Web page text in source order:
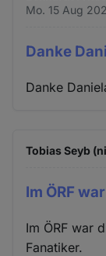
Mo. 15 Aug
Danke
Danke
Tobias Seyb
Im ÖRF
Im ÖRF war
Fanatiker.